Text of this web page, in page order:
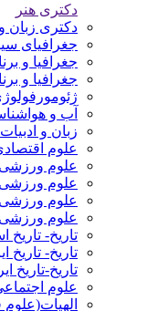
دکتری هنر
دکتری زبان
جغرافیای
جغرافیا و
جغرافیا و
آب و
زبان و
علوم
علوم
علوم
علوم
علوم
تاریخ- تاریخ
تاریخ- تاریخ
تاریخ-تاریخ
علوم